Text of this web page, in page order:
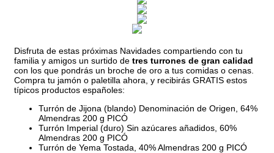
Disfruta de estas próximas Navidades compartiendo con tu
familia y amigos un surtido de tres turrones de gran calidad
con los que pondrás un broche de oro a tus comidas o cenas.
Compra tu jamón o paletilla ahora, y recibirás GRATIS estos
típicos productos españoles:
Turrón de Jijona (blando) Denominación de Origen, 64%
Almendras 200 g PICÓ
Turrón Imperial (duro) Sin azúcares añadidos, 60%
Almendras 200 g PICÓ
Turrón de Yema Tostada, 40% Almendras 200 g PICÓ